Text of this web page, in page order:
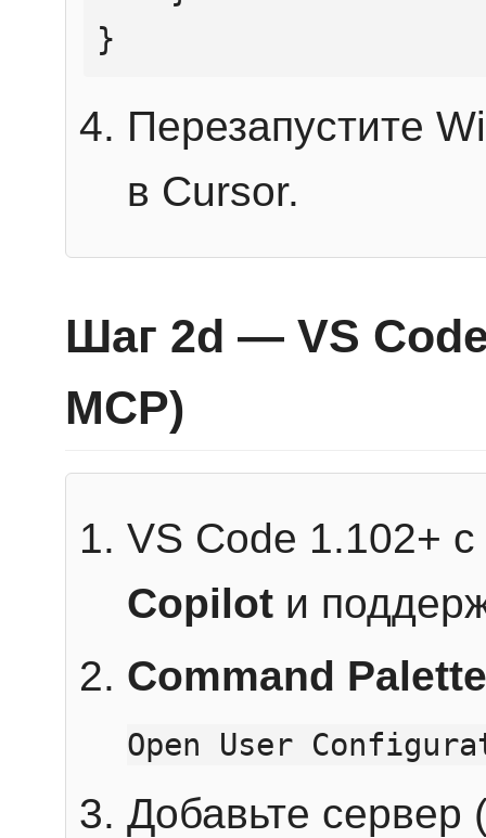
}
Перезапустите
в Cursor.
Шаг 2d — VS
MCP)
VS Code 1.102+
Copilot и
Command Palette
Open User
Добавьте сервер